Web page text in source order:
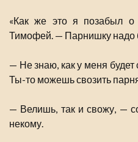
«Как же это я позабыл о
Тимофей. — Парнишку надо
— Не знаю, как у меня
Ты-то можешь свозить
— Велишь, так и свожу, —
некому.